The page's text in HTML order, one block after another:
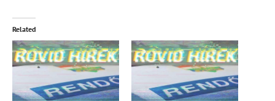
Related